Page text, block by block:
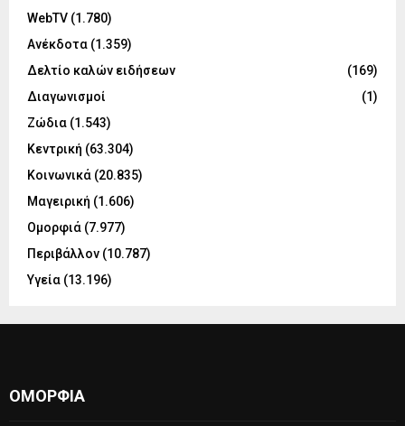
WebTV (1.780)
Ανέκδοτα (1.359)
Δελτίο καλών ειδήσεων
(169)
Διαγωνισμοί
(1)
Ζώδια (1.543)
Κεντρική (63.304)
Κοινωνικά (20.835)
Μαγειρική (1.606)
Ομορφιά (7.977)
Περιβάλλον (10.787)
Υγεία (13.196)
ΟΜΟΡΦΙΆ